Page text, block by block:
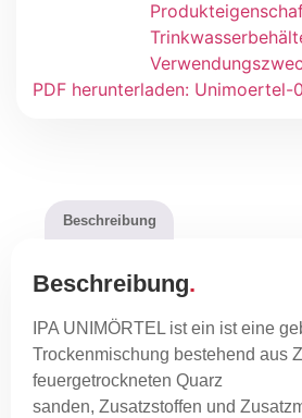
PDF herunterladen:
Beschreibung
Beschreibung
IPA UNIMÖRTEL ist ein ist eine
Trockenmischung bestehend aus
feuergetrockneten Quarz
sanden, Zusatzstoffen und